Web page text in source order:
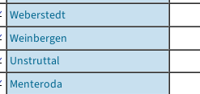
Weberstedt
Weinbergen
Unstruttal
Menteroda